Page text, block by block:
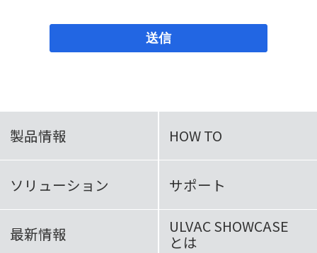
送信
製品情報 HOW TO
ソリューション サポート
最新情報 ULVAC SHOWCASE
とは